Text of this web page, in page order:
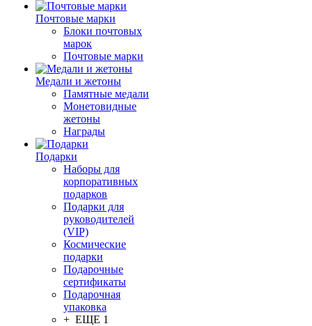
Почтовые марки
Блоки почтовых
марок
Почтовые марки
Медали и жетоны
Памятные медали
Монетовидные
жетоны
Награды
Подарки
Наборы для
корпоративных
подарков
Подарки для
руководителей
(VIP)
Космические
подарки
Подарочные
сертификаты
Подарочная
упаковка
+ ЕЩЕ 1